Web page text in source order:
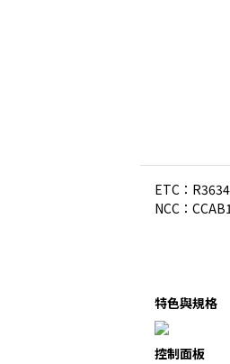
ETC：
NCC：
特色與規格
控制面板